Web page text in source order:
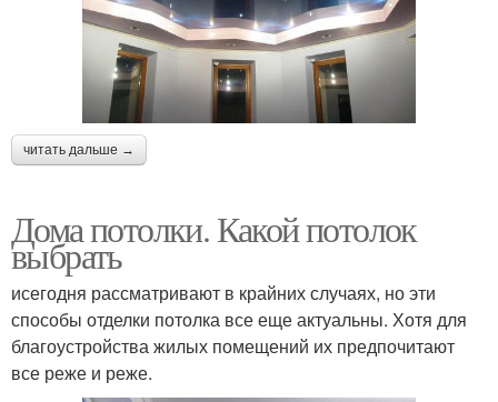
читать дальше →
Дома потолки. Какой потолок
выбрать
исегодня рассматривают в крайних случаях, но эти
способы отделки потолка все еще актуальны. Хотя для
благоустройства жилых помещений их предпочитают
все реже и реже.